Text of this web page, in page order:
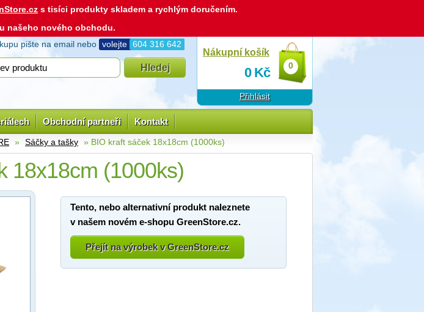
s tisíci produkty skladem a rychlým doručením.
našeho nového obchodu.
pište na email nebo volejte 604 316 642
Nákupní košík
0
0Kč
Přihlásit
Obchodní partneři Kontakt
» Sáčky a tašky » BIO kraft sáček 18x18cm (1000ks)
18x18cm (1000ks)
Tento, nebo alternativní produkt naleznete
v našem novém e-shopu GreenStore.cz.
Přejít na výrobek v GreenStore.cz